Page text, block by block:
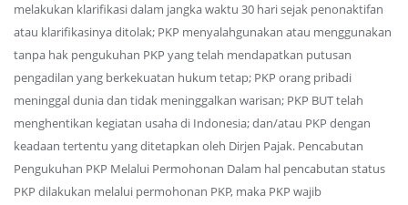
melakukan klarifikasi dalam jangka waktu 30 hari sejak penonaktifan
atau klarifikasinya ditolak; PKP menyalahgunakan atau menggunakan
tanpa hak pengukuhan PKP yang telah mendapatkan putusan
pengadilan yang berkekuatan hukum tetap; PKP orang pribadi
meninggal dunia dan tidak meninggalkan warisan; PKP BUT telah
menghentikan kegiatan usaha di Indonesia; dan/atau PKP dengan
keadaan tertentu yang ditetapkan oleh Dirjen Pajak. Pencabutan
Pengukuhan PKP Melalui Permohonan Dalam hal pencabutan status
PKP dilakukan melalui permohonan PKP, maka PKP wajib